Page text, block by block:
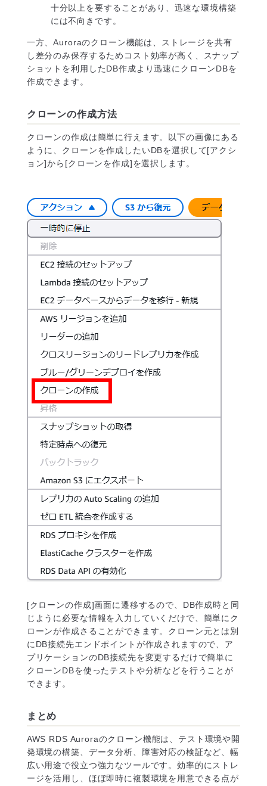
十分以上を要することがあり、迅速な環境構築
には不向きです。
一方、Auroraのクローン機能は、ストレージを共有
し差分のみ保存するためコスト効率が高く、スナップ
ショットを利用したDB作成より迅速にクローンDBを
作成できます。
クローンの作成方法
クローンの作成は簡単に行えます。以下の画像にある
ように、クローンを作成したいDBを選択して[アクシ
ョン]から[クローンを作成]を選択します。
[クローンの作成]画面に遷移するので、DB作成時と同
じように必要な情報を入力していくだけで、簡単にク
ローンが作成さることができます。クローン元とは別
にDB接続先エンドポイントが作成されますので、ア
プリケーションのDB接続先を変更するだけで簡単に
クローンDBを使ったテストや分析などを行うことが
できます。
まとめ
AWS RDS Auroraのクローン機能は、テスト環境や開
発環境の構築、データ分析、障害対応の検証など、幅
広い用途で役立つ強力なツールです。効率的にストレ
ージを活用し、ほぼ即時に複製環境を用意できる点が